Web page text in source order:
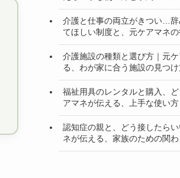
介護と仕事の両立がきつい…辞
てほしい制度と、元ケアマネ
介護施設の種類と選び方｜元ケ
る、わが家に合う施設の見つ
福祉用具のレンタルと購入、
アマネが伝える、上手な使い方
認知症の親と、どう接したら
ネが伝える、家族のための関